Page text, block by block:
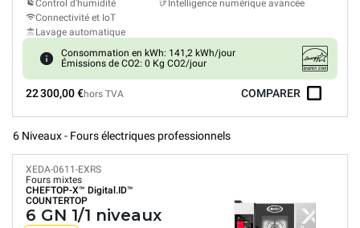
Control d'humidité
Connectivité et IoT
Lavage automatique
Intelligence numérique avancée
Consommation en kWh: 141,2 kWh/jour
Émissions de CO2: 0 Kg CO2/jour
22 300,00 €hors TVA COMPARER
6 Niveaux - Fours électriques professionnels
XEDA-0611-EXRS
Fours mixtes
CHEFTOP-X™ Digital.ID™
COUNTERTOP
6 GN 1/1 niveaux